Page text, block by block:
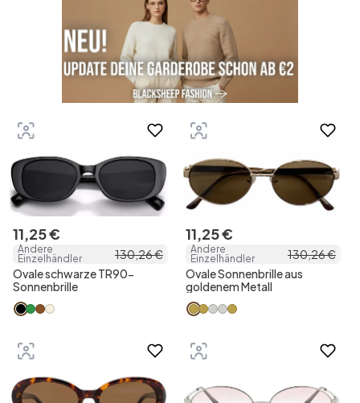
11,25€
Andere
Einzelhändler
130,26€
Ovale schwarze TR90-
Sonnenbrille
11,25€
Andere
Einzelhändler
130,26€
Ovale Sonnenbrille aus
goldenem Metall